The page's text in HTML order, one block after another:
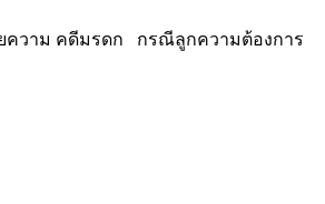
ความ คดีมรดก กรณีลูกความต้องการ